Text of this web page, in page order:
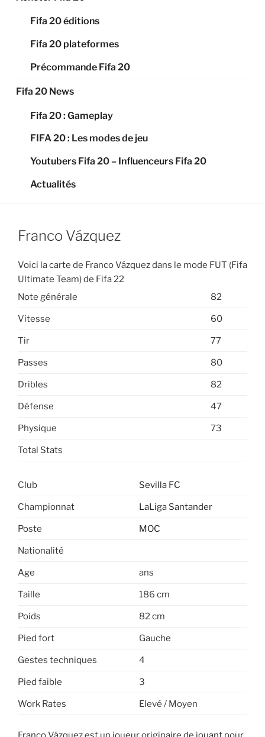
Fifa 20 éditions
Fifa 20 plateformes
Précommande Fifa 20
Fifa 20 News
Fifa 20 : Gameplay
FIFA 20 : Les modes de jeu
Youtubers Fifa 20 – Influenceurs Fifa 20
Actualités
Franco Vázquez
Voici la carte de Franco Vázquez dans le mode FUT (Fifa
Ultimate Team) de Fifa 22
Note générale
82
Vitesse 60
Tir 77
Passes 80
Dribles 82
Défense 47
Physique 73
Total Stats
Club Sevilla FC
Championnat LaLiga Santander
Poste MOC
Nationalité
Age ans
Taille 186 cm
Poids 82 cm
Pied fort Gauche
Gestes techniques 4
Pied faible 3
Work Rates Elevé / Moyen